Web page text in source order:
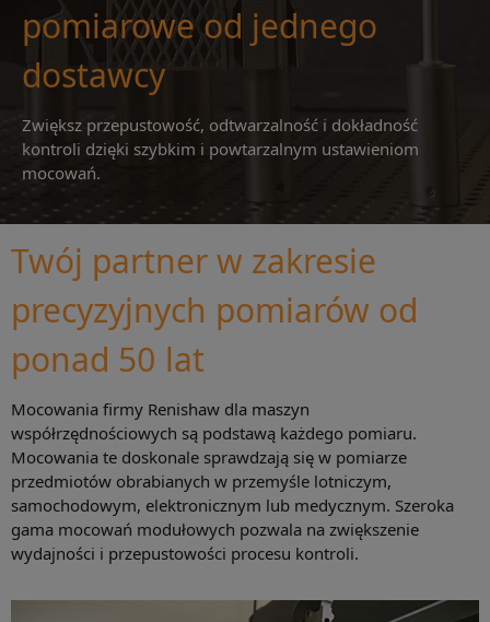
pomiarowe od jednego
dostawcy
Zwiększ przepustowość, odtwarzalność i dokładność
kontroli dzięki szybkim i powtarzalnym ustawieniom
mocowań.
Twój partner w zakresie
precyzyjnych pomiarów od
ponad 50 lat
Mocowania firmy Renishaw dla maszyn
współrzędnościowych są podstawą każdego pomiaru.
Mocowania te doskonale sprawdzają się w pomiarze
przedmiotów obrabianych w przemyśle lotniczym,
samochodowym, elektronicznym lub medycznym. Szeroka
gama mocowań modułowych pozwala na zwiększenie
wydajności i przepustowości procesu kontroli.